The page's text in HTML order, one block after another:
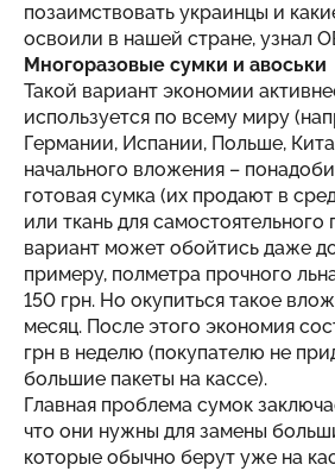
позаимствовать украинцы и
освоили в нашей стране, узнал
Многоразовые сумки и авоськи
Такой вариант экономии
используется по всему миру
Германии, Испании, Польше,
начального вложения –
готовая сумка (их продают в
или ткань для
вариант может обойтись даже
примеру, полметра прочного
150 грн. Но окупиться такое
месяц. После этого экономия
грн в неделю (покупателю не
большие пакеты на кассе).
Главная проблема сумок
что они нужны для замены
которые обычно берут уже на